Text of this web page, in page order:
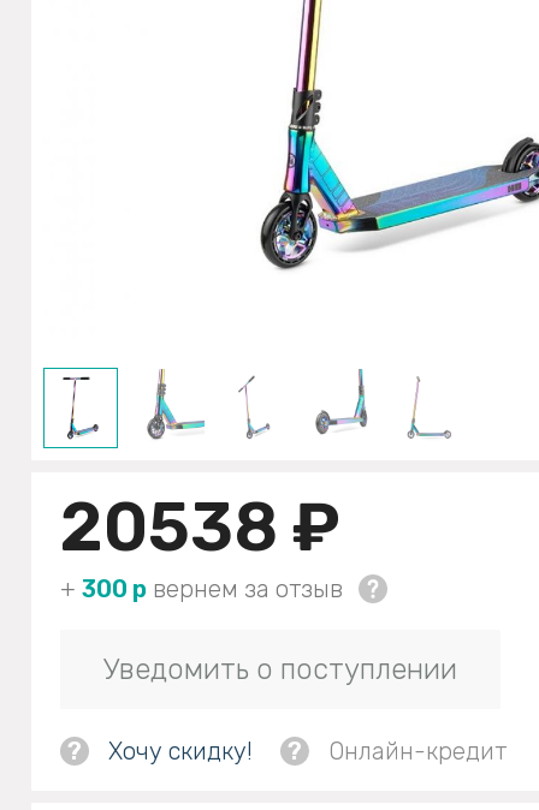
20538 ₽
+ 300 р вернем за отзыв
Уведомить о поступлении
? Хочу скидку! ? Онлайн-кредит